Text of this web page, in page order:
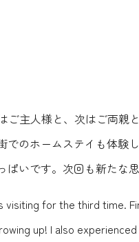
ご主人様と、次はご両親
のホームステイも体験し
いです。次回も新たな
visiting for the third time.
up! I also